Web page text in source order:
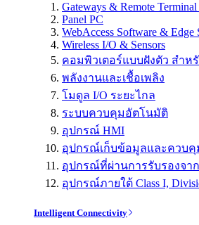
Gateways & Remote
Panel PC
WebAccess Software & Edge
Wireless I/O & Sensors
คอมพิวเตอร์แบบฝังตัว สำห
พลังงานและเชื้อเพลิง
โมดูล I/O ระยะไกล
ระบบควบคุมอัตโนมัติ
อุปกรณ์ HMI
อุปกรณ์เก็บข้อมูลและควบคุ
อุปกรณ์ที่ผ่านการรับรองจา
อุปกรณ์ภายใต้ Class I,
Intelligent Connectivity